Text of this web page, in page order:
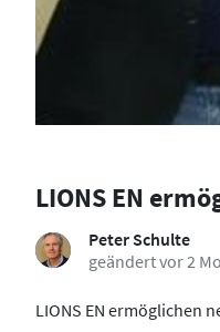
LIONS EN
Peter Schulte
geändert vor 2
LIONS EN ermöglichen